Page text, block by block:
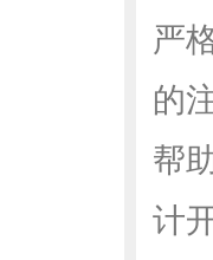
严
的
帮
计